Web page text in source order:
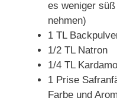
es weniger
nehmen)
1 TL
1/2 TL Natron
1/4 TL
1 Prise
Farbe und